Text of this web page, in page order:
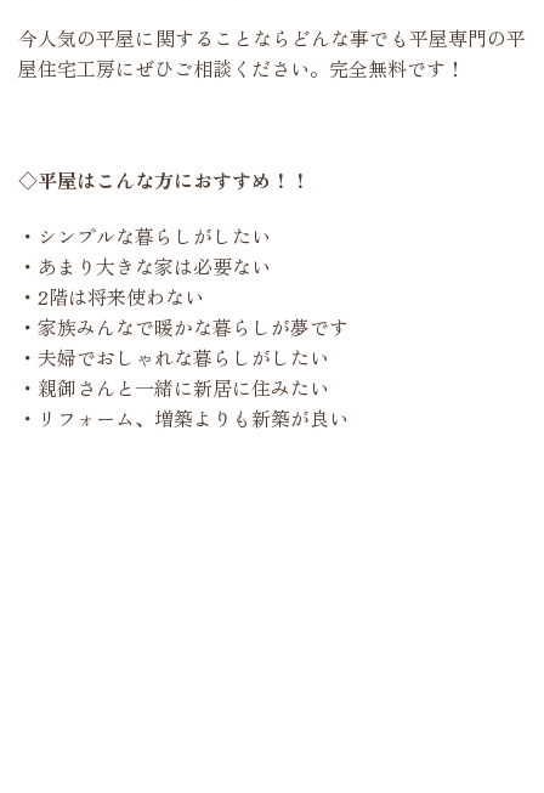
今人気の平屋に関することならどんな事でも平屋専門の平
屋住宅工房にぜひご相談ください。完全無料です！
◇平屋はこんな方におすすめ！！
・シンプルな暮らしがしたい
・あまり大きな家は必要ない
・2階は将来使わない
・家族みんなで暖かな暮らしが夢です
・夫婦でおしゃれな暮らしがしたい
・親御さんと一緒に新居に住みたい
・リフォーム、増築よりも新築が良い